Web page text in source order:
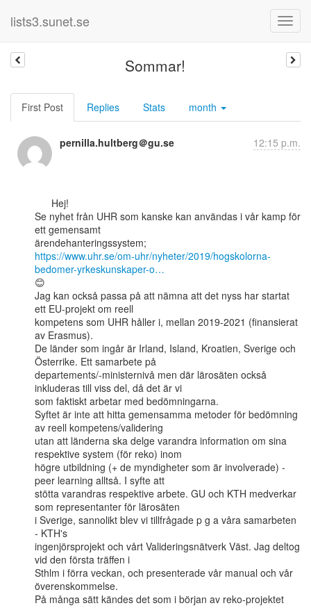
lists3.sunet.se
Sommar!
First Post Replies Stats month
pernilla.hultberg＠gu.se 12:15 p.m.
Se nyhet från UHR som kanske kan användas i vår kamp för
ett gemensamt
https://www.uhr.se/om-uhr/nyheter/2019/hogskolorna-
bedomer-yrkeskunskaper-o…
😊
Jag kan också passa på att nämna att det nyss har startat
ett EU-projekt om reell
kompetens som UHR håller i, mellan 2019-2021 (finansierat
av Erasmus).
De länder som ingår är Irland, Island, Kroatien, Sverige och
Österrike. Ett samarbete på
departements/-ministernivå men där lärosäten också
inkluderas till viss del, då det är vi
som faktiskt arbetar med bedömningarna.
Syftet är inte att hitta gemensamma metoder för bedömning
av reell kompetens/validering
utan att länderna ska delge varandra information om sina
respektive system (för reko) inom
högre utbildning (+ de myndigheter som är involverade) -
peer learning alltså. I syfte att
stötta varandras respektive arbete. GU och KTH medverkar
som representanter för lärosäten
i Sverige, sannolikt blev vi tillfrågade p g a våra samarbeten
- KTH's
ingenjörsprojekt och vårt Valideringsnätverk Väst. Jag deltog
vid den första träffen i
Sthlm i förra veckan, och presenterade vår manual och vår
överenskommelse.
På många sätt kändes det som i början av reko-projektet